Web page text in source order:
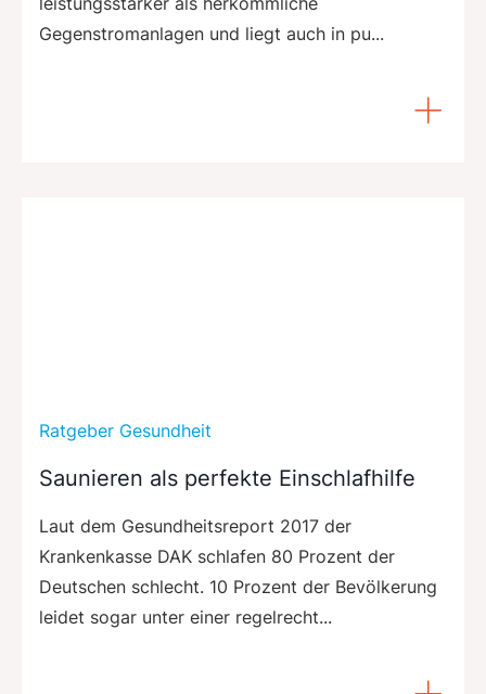
Gegenstromanlagen und liegt auch in pu...
Ratgeber Gesundheit
Saunieren als perfekte Einschlafhilfe
Laut dem Gesundheitsreport 2017 der
Krankenkasse DAK schlafen 80 Prozent der
Deutschen schlecht. 10 Prozent der Bevölkerung
leidet sogar unter einer regelrecht...